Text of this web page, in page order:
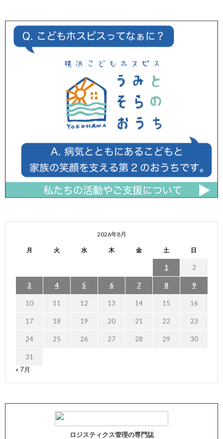
2026年8月
月 火 水 木 金 土 日
1 2
3 4 5 6 7 8 9
10 11 12 13 14 15 16
17 18 19 20 21 22 23
24 25 26 27 28 29 30
31
« 7月
ロジスティクス管理の専門誌